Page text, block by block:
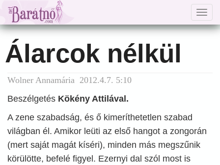
Álarcok nélkül
Wolner Annamária 2012.4.7. 5:10
Beszélgetés Kökény Attilával.
A zene szabadság, és ő kimeríthetetlen szabad
világban él. Amikor leüti az első hangot a zongorán
(mert saját magát kíséri), minden más megszűnik
körülötte, befelé figyel. Ezernyi dal szól most is